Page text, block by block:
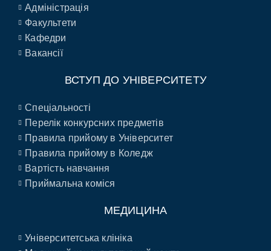
Адміністрація
Факультети
Кафедри
Вакансії
ВСТУП ДО УНІВЕРСИТЕТУ
Спеціальності
Перелік конкурсних предметів
Правила прийому в Університет
Правила прийому в Коледж
Вартість навчання
Приймальна коміся
МЕДИЦИНА
Університетська клініка